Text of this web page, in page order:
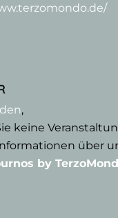
,
keine
über
by